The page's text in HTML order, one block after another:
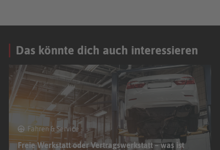
Das könnte dich auch interessieren
Fahren & Service
Freie Werkstatt oder Vertragswerkstatt – was ist